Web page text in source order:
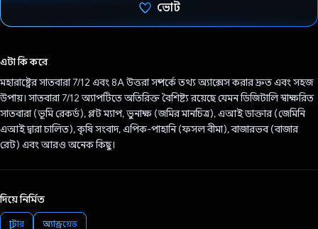
ভোট
এটা কি করে
মহারাষ্ট্রের সাতবারা 7/12 এবং 8A উত্তরা সম্পর্কে তথ্য অ্যাক্সেস করার দ্রুত এবং সহজ
উপায়। সাতবারা 7/12 অ্যাপটিতে অতিরিক্ত বৈশিষ্ট্য রয়েছে যেমন ডিজিটালি স্বাক্ষরিত
সাতবারা (ভূমি রেকর্ড), প্লট ম্যাপ, ভুনাক্ষ (জমির মানচিত্র), এআই ডাক্তার (জেমিনি
এআই দ্বারা চালিত), কৃষি সংবাদ, এপিক-পাহানি (ফসল বীমা), বাজারভব (বাজার
রেট) এবং আরও অনেক কিছু।
দিয়ে নির্মিত
ফ্লাটার অ্যান্ড্রয়েড